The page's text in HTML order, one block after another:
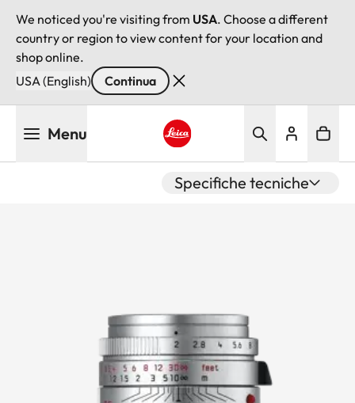
We noticed you're visiting from USA. Choose a different
country or region to view content for your location and
shop online.
USA (English)
Continua
Menu
Specifiche tecniche